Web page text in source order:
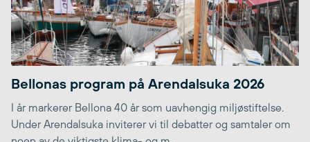
Bellonas program på Arendalsuka 2026
I år markerer Bellona 40 år som uavhengig miljøstiftelse.
Under Arendalsuka inviterer vi til debatter og samtaler om